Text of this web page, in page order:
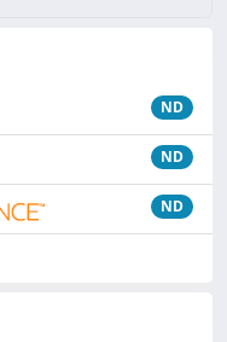
ND
ND
ND